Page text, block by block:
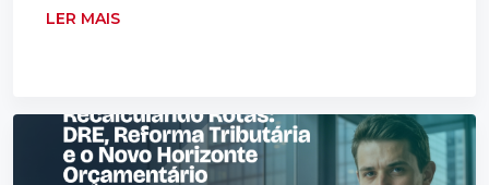
LER MAIS